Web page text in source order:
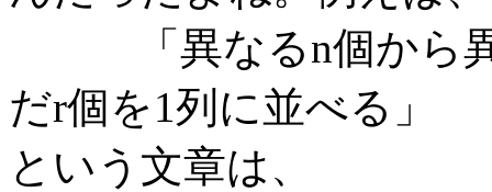
「異なるn個から異
だr個を1列に並べる」
という文章は、